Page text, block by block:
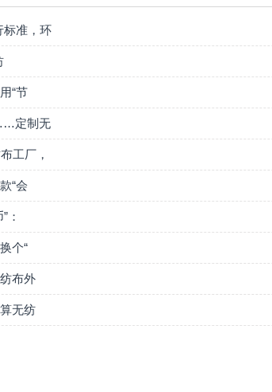
标准，环
“节
定制无
工厂，
“会
：
个“
布外
无纺